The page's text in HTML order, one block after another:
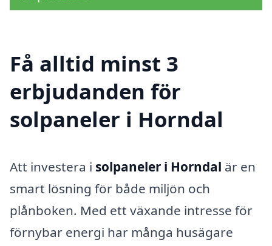
Få alltid minst 3
erbjudanden för
solpaneler i Horndal
Att investera i solpaneler i Horndal är en
smart lösning för både miljön och
plånboken. Med ett växande intresse för
förnybar energi har många husägare